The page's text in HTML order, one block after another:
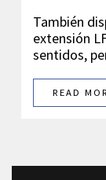
También
extensión
sentidos,
READ